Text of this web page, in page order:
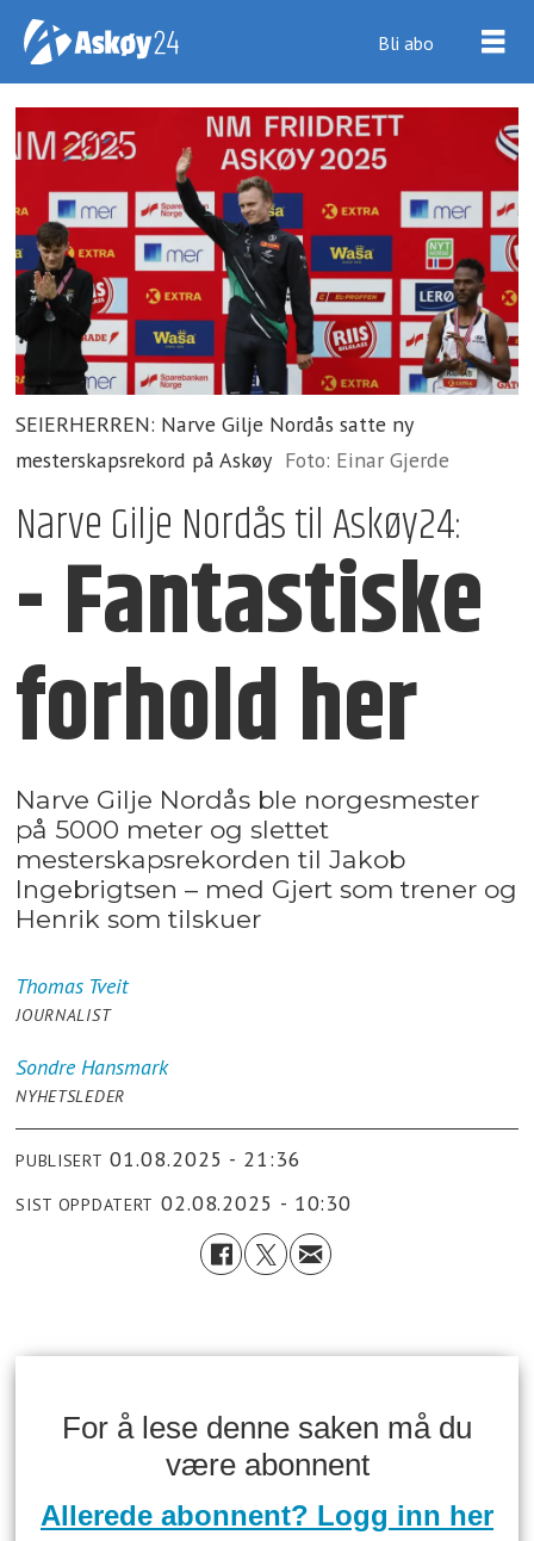
Bli abo
SEIERHERREN: Narve Gilje Nordås satte ny
mesterskapsrekord på Askøy Foto: Einar Gjerde
Narve Gilje Nordås til Askøy24:
- Fantastiske
forhold her
Narve Gilje Nordås ble norgesmester
på 5000 meter og slettet
mesterskapsrekorden til Jakob
Ingebrigtsen – med Gjert som trener og
Henrik som tilskuer
Thomas Tveit
JOURNALIST
Sondre Hansmark
NYHETSLEDER
PUBLISERT 01.08.2025 - 21:36
SIST OPPDATERT 02.08.2025 - 10:30
For å lese denne saken må du
være abonnent
Allerede abonnent? Logg inn her